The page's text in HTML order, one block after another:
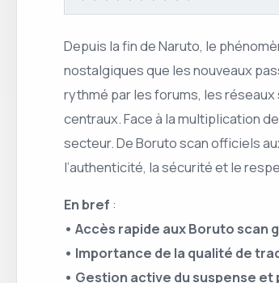
Depuis la fin de Naruto, le
nostalgiques que les nouveaux
rythmé par les forums, les
centraux. Face à la multiplication
secteur. De Boruto scan officiels
l’authenticité, la sécurité et le
En bref :
• Accès rapide aux Boruto
• Importance de la qualité de
• Gestion active du suspense